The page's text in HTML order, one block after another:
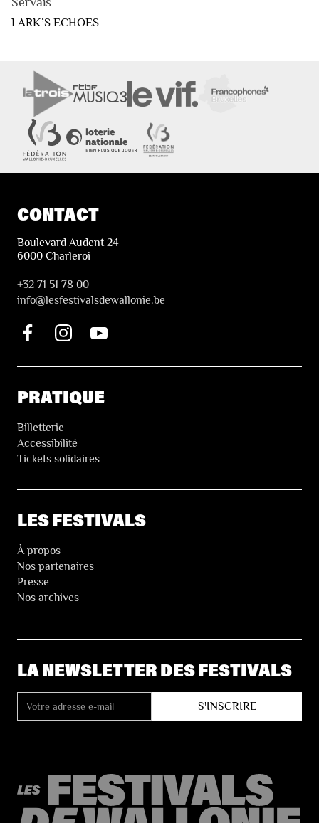
LARK’S ECHOES
CONTACT
Boulevard Audent 24
6000 Charleroi
+32 71 51 78 00
info@lesfestivalsdewallonie.be
PRATIQUE
Billetterie
Accessibilité
Tickets solidaires
LES FESTIVALS
À propos
Nos partenaires
Presse
Nos archives
LA NEWSLETTER DES FESTIVALS